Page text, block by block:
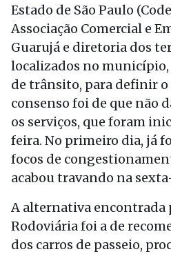
Estado de São Paulo
Associação Comercial e
Guarujá e diretoria dos
localizados no
de trânsito, para definir o
consenso foi de que não
os serviços, que foram
feira. No primeiro dia, já
focos de
acabou travando na
A alternativa encontrada
Rodoviária foi a de
dos carros de passeio,